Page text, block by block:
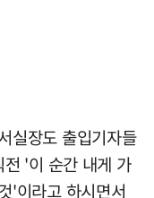
실장도 출입기자들
'이 순간 내게 가
'이라고 하시면서